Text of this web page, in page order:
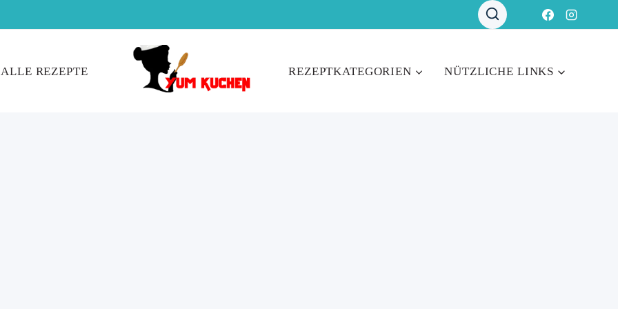
ALLE REZEPTE REZEPTKATEGORIEN NÜTZLICHE LINKS